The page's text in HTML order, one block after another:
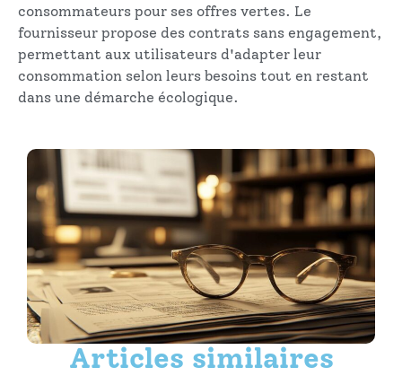
consommateurs pour ses offres vertes. Le
fournisseur propose des contrats sans engagement,
permettant aux utilisateurs d'adapter leur
consommation selon leurs besoins tout en restant
dans une démarche écologique.
Articles similaires